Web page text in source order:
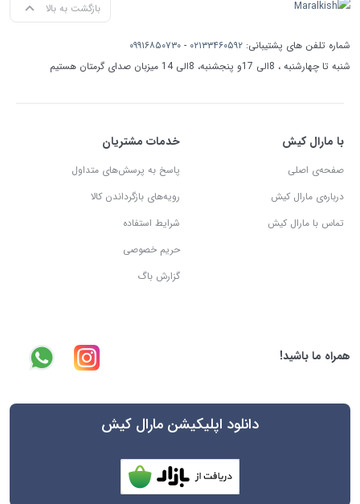
بازگشت به بالا
شماره تلفن های پشتیبانی: ۰۲۱۳۳۴۶۰۵۹۲ - ۰۹۹۱۶۸۵۰۷۳۰
شنبه تا چهارشنبه ، 8الی 17و پنجشنبه، 8الی 14 میزبان صدای گرمتان هستیم
با مارال کیش
صفحه‌ی اصلی
درباره‌ی مارال کیش
تماس با مارال کیش
خدمات مشتریان
پاسخ به پرسش‌های متداول
رویه‌های بازگرداندن کالا
شرایط استفاده
حریم خصوصی
گزارش باگ
همراه ما باشید!
دانلود اپلیکیشن مارال کیش